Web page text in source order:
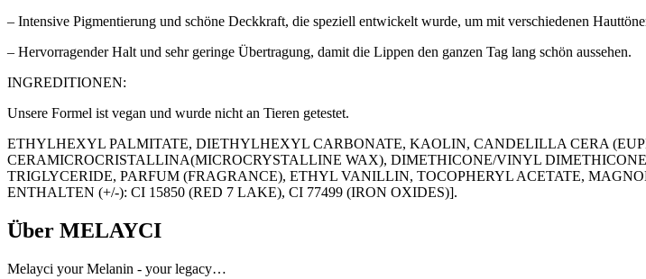
– Intensive Pigmentierung und schöne Deckkraft, die speziell entwickelt wurde, um mit verschiedenen
– Hervorragender Halt und sehr geringe Übertragung, damit die Lippen den ganzen Tag lang schön aussehen.
INGREDITIONEN:
Unsere Formel ist vegan und wurde nicht an Tieren getestet.
ETHYLHEXYL PALMITATE, DIETHYLHEXYL CARBONATE, KAOLIN, CANDELILLA CERA
CERAMICROCRISTALLINA(MICROCRYSTALLINE WAX), DIMETHICONE/VINYL
TRIGLYCERIDE, PARFUM (FRAGRANCE), ETHYL VANILLIN, TOCOPHERYL ACETATE,
ENTHALTEN (+/-): CI 15850 (RED 7 LAKE), CI 77499 (IRON OXIDES)].
Über MELAYCI
Melayci your Melanin - your legacy…